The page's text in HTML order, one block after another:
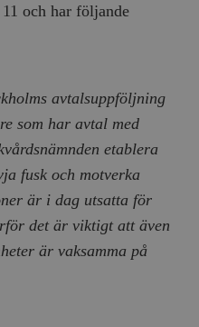
och har följande
avtalsuppföljning
som har avtal med
etablera
fusk och motverka
är i dag utsatta för
det är viktigt att även
är vaksamma på